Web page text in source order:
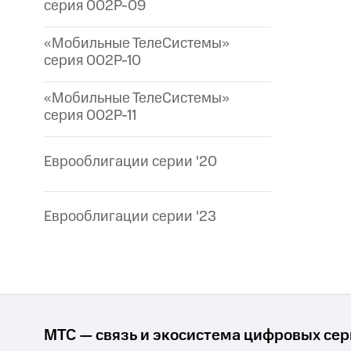
серия 002P-09
«Мобильные ТелеСистемы»
серия 002P-10
«Мобильные ТелеСистемы»
серия 002P-11
Еврооблигации серии '20
Еврооблигации серии '23
МТС — связь и экосистема цифровых